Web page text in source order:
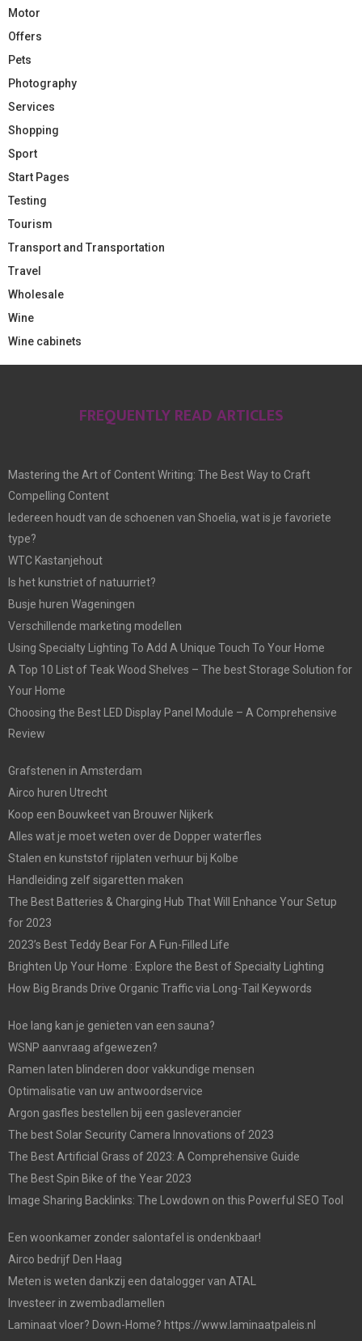
Motor
Offers
Pets
Photography
Services
Shopping
Sport
Start Pages
Testing
Tourism
Transport and Transportation
Travel
Wholesale
Wine
Wine cabinets
FREQUENTLY READ ARTICLES
Mastering the Art of Content Writing: The Best Way to Craft
Compelling Content
Iedereen houdt van de schoenen van Shoelia, wat is je favoriete
type?
WTC Kastanjehout
Is het kunstriet of natuurriet?
Busje huren Wageningen
Verschillende marketing modellen
Using Specialty Lighting To Add A Unique Touch To Your Home
A Top 10 List of Teak Wood Shelves – The best Storage Solution for
Your Home
Choosing the Best LED Display Panel Module – A Comprehensive
Review
Grafstenen in Amsterdam
Airco huren Utrecht
Koop een Bouwkeet van Brouwer Nijkerk
Alles wat je moet weten over de Dopper waterfles
Stalen en kunststof rijplaten verhuur bij Kolbe
Handleiding zelf sigaretten maken
The Best Batteries & Charging Hub That Will Enhance Your Setup
for 2023
2023’s Best Teddy Bear For A Fun-Filled Life
Brighten Up Your Home : Explore the Best of Specialty Lighting
How Big Brands Drive Organic Traffic via Long-Tail Keywords
Hoe lang kan je genieten van een sauna?
WSNP aanvraag afgewezen?
Ramen laten blinderen door vakkundige mensen
Optimalisatie van uw antwoordservice
Argon gasfles bestellen bij een gasleverancier
The best Solar Security Camera Innovations of 2023
The Best Artificial Grass of 2023: A Comprehensive Guide
The Best Spin Bike of the Year 2023
Image Sharing Backlinks: The Lowdown on this Powerful SEO Tool
Een woonkamer zonder salontafel is ondenkbaar!
Airco bedrijf Den Haag
Meten is weten dankzij een datalogger van ATAL
Investeer in zwembadlamellen
Laminaat vloer? Down-Home? https://www.laminaatpaleis.nl